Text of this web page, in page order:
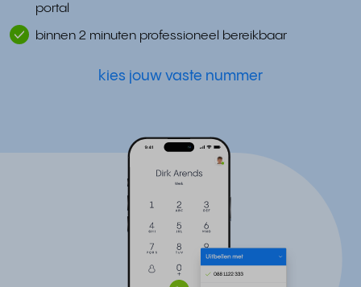
portal
binnen 2 minuten professioneel bereikbaar
kies jouw vaste nummer